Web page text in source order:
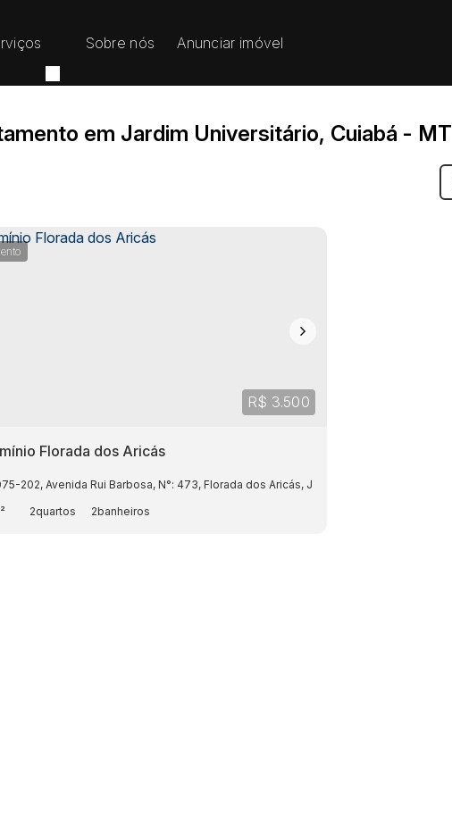
Anunciar imóvel
Sobre nós
em Jardim Universitário, Cuiabá - MT
R$ 3.500
Florada dos Aricás
202, Avenida Rui Barbosa, N°: 473, Florada dos Aricás, Jardim Universitário
2 2